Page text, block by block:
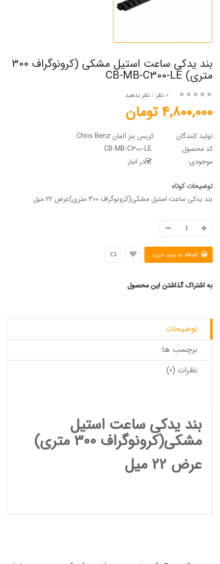
بند یدکی ساعت استیل مشکی (کرونوگراف 300
متری) CB-MB-C300-LE
0 نظر / نظر بدهید
4,800,000 تومان
تولید کنندگان
کریس بنز آلمان Chris Benz
کد محصول:
موجودی:
در انبار
توضیحات کوتاه
بند یدکی ساعت استیل مشکی(کرونوگراف 300 متری)عرض 22 میل
به اشتراک گذاشتن این محصول
توضیحات
برچسب ها:
نظرات (0)
بند یدکی ساعت استیل
مشکی(کرونوگراف 300 متری)
عرض 22 میل